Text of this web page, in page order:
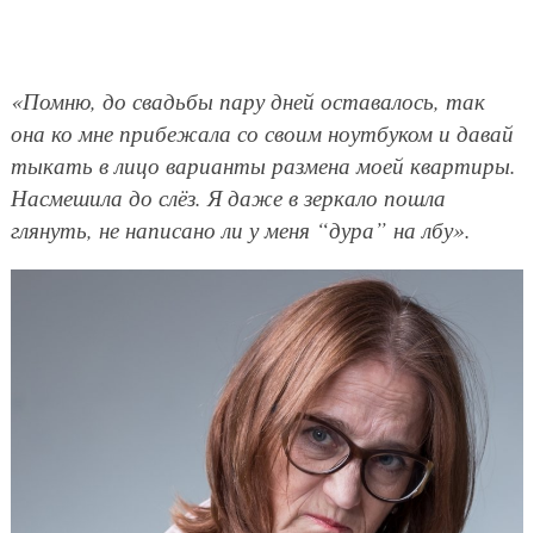
«Помню, до свадьбы пару дней оставалось, так
она ко мне прибежала со своим ноутбуком и давай
тыкать в лицо варианты размена моей квартиры.
Насмешила до слёз. Я даже в зеркало пошла
глянуть, не написано ли у меня “дура” на лбу».